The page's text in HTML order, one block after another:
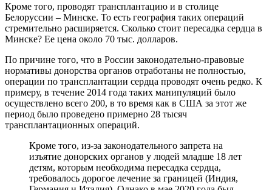
Кроме того, проводят трансплантацию и в столице
Белоруссии – Минске. То есть география таких операций
стремительно расширяется. Сколько стоит пересадка сердца в
Минске? Ее цена около 70 тыс. долларов.
По причине того, что в России законодательно-правовые
нормативы донорства органов отработаны не полностью,
операции по трансплантации сердца проводят очень редко. К
примеру, в течение 2014 года таких манипуляций было
осуществлено всего 200, в то время как в США за этот же
период было проведено примерно 28 тысяч
трансплантационных операций.
Кроме того, из-за законодательного запрета на
изъятие донорских органов у людей младше 18 лет
детям, которым необходима пересадка сердца,
требовалось дорогое лечение за границей (Индия,